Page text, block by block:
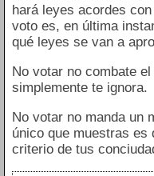
hará leyes acordes
voto es, en última
qué leyes se van a
No votar no combate
simplemente te ignora.
No votar no manda un
único que muestras es
criterio de tus